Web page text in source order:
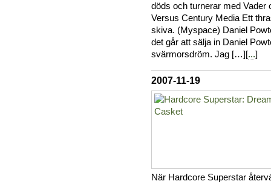
döds och turnerar med
Versus Century Media Ett
skiva. (Myspace) Daniel
det går att sälja in Daniel
svärmorsdröm. Jag […][...]
2007-11-19
När Hardcore Superstar